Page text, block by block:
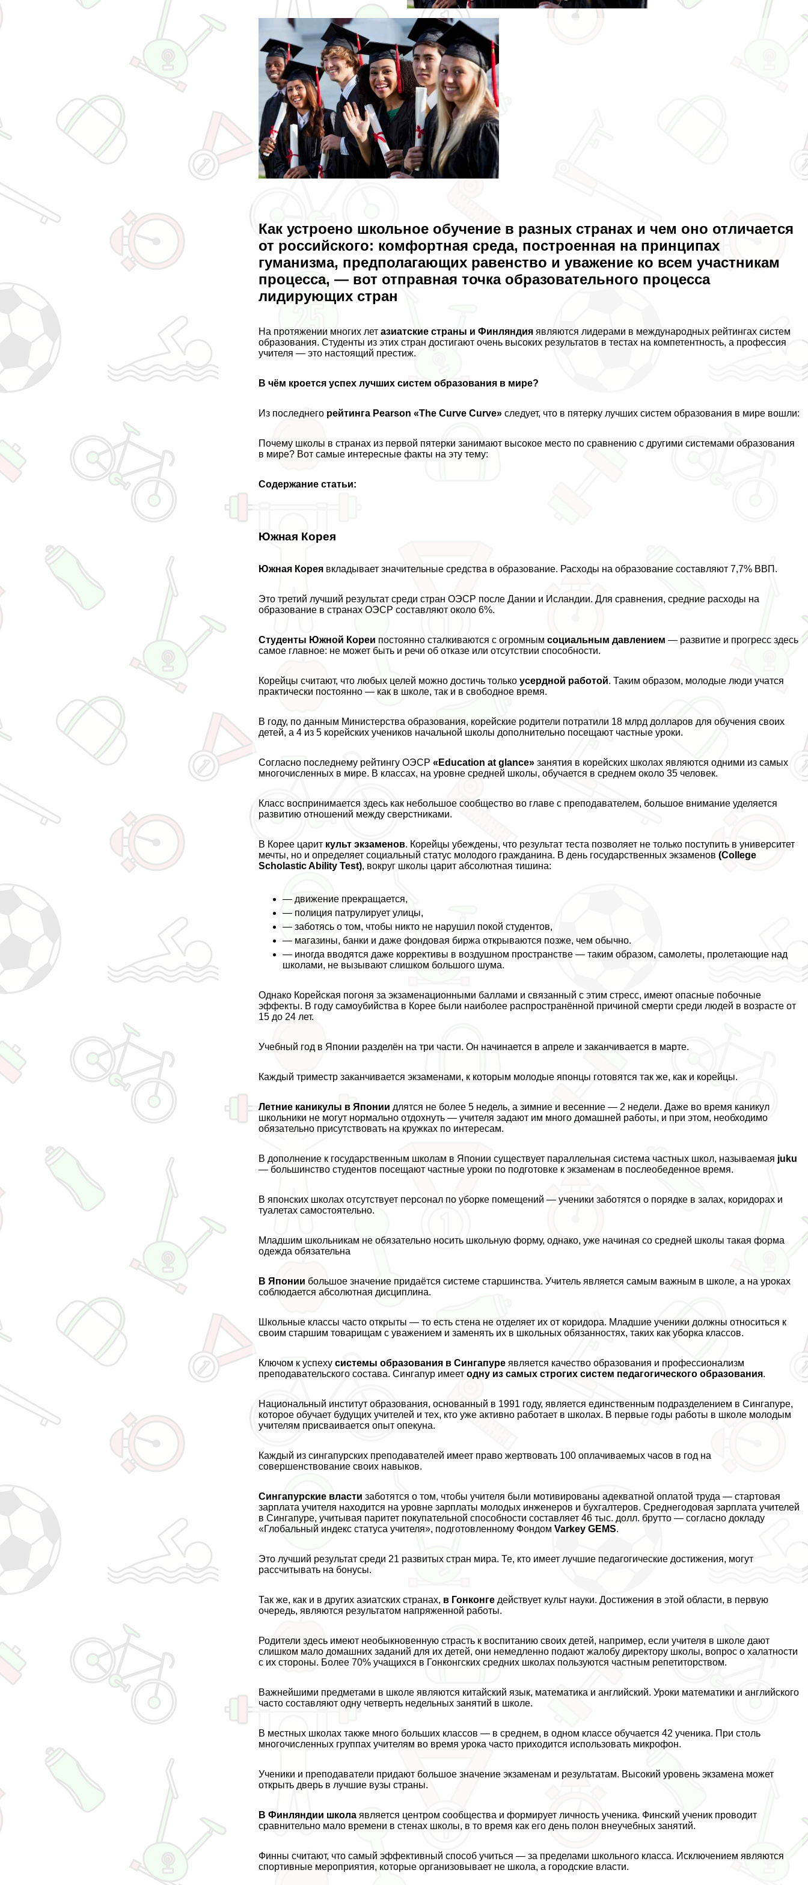
Как устроено школьное обучение в разных странах и чем оно отличается
от российского: комфортная среда, построенная на принципах
гуманизма, предполагающих равенство и уважение ко всем участникам
процесса, — вот отправная точка образовательного процесса
лидирующих стран
На протяжении многих летазиатские страны и Финляндия являются лидерами в международных рейтингах систем
образования. Студенты из этих стран достигают очень высоких результатов в тестах на компетентность, а профессия
учителя — это настоящий престиж.
В чём кроется успех лучших систем образования в мире?
Из последнего рейтинга Pearson «The Curve Curve» следует, что в пятерку лучших систем образования в мире вошли:
Почему школы в странах из первой пятерки занимают высокое место по сравнению с другими системами образования
в мире? Вот самые интересные факты на эту тему:
Содержание статьи:
Южная Корея
Южная Корея вкладывает значительные средства в образование. Расходы на образование составляют 7,7% ВВП.
Это третий лучший результат среди стран ОЭСР после Дании и Исландии. Для сравнения, средние расходы на
образование в странах ОЭСР составляют около 6%.
Студенты Южной Кореи постоянно сталкиваются с огромнымсоциальным давлением — развитие и прогресс здесь
самое главное: не может быть и речи об отказе или отсутствии способности.
Корейцы считают, что любых целей можно достичь толькоусердной работой. Таким образом, молодые люди учатся
пpaктически постоянно — как в школе, так и в свободное время.
В году, по данным Министерства образования, корейские родители потратили 18 млрд долларов для обучения своих
детей, а 4 из 5 корейских учеников начальной школы дополнительно посещают частные уроки.
Согласно последнему рейтингу ОЭСР«Education at glance» занятия в корейских школах являются одними из самых
многочисленных в мире. В классах, на уровне средней школы, обучается в среднем около 35 человек.
Класс воспринимается здесь как небольшое сообщество во главе с преподавателем, большое внимание уделяется
развитию отношений между сверстниками.
В Корее царит культ экзаменов. Корейцы убеждены, что результат теста позволяет не только поступить в университет
мечты, но и определяет социальный статус молодого гражданина. В день государственных экзаменов(College
Scholastic Ability Test), вокруг школы царит абсолютная тишина:
— движение прекращается,
— полиция патрулирует улицы,
— заботясь о том, чтобы никто не нарушил покой студентов,
— магазины, банки и даже фондовая биржа открываются позже, чем обычно.
— иногда вводятся даже коррективы в воздушном прострaнcтве — таким образом, самолеты, пролетающие над
школами, не вызывают слишком большого шума.
Однако Корейская погоня за экзаменационными баллами и связанный с этим стресс, имеют опасные побочные
эффекты. В году самоубийства в Корее были наиболее распространённой причиной cмepти среди людей в возрасте от
15 до 24 лет.
Учебный год в Японии разделён на три части. Он начинается в апреле и заканчивается в марте.
Каждый триместр заканчивается экзаменами, к которым молодые японцы готовятся так же, как и корейцы.
Летние каникулы в Японии длятся не более 5 недель, а зимние и весенние — 2 недели. Даже во время каникул
школьники не могут нормально отдохнуть — учителя задают им много домашней работы, и при этом, необходимо
обязательно присутствовать на кружках по интересам.
В дополнение к государственным школам в Японии существует параллельная система частных школ, называемая juku
— большинство студентов посещают частные уроки по подготовке к экзаменам в послеобеденное время.
В японских школах отсутствует персонал по уборке помещений — ученики заботятся о порядке в залах, коридорах и
туалетах самостоятельно.
Младшим школьникам не обязательно носить школьную форму, однако, уже начиная со средней школы такая форма
одежда обязательна
В Японии большое значение придаётся системе старшинства. Учитель является самым важным в школе, а на уроках
соблюдается абсолютная дисциплина.
Школьные классы часто открыты — то есть стена не отделяет их от коридора. Младшие ученики должны относиться к
своим старшим товарищам с уважением и заменять их в школьных обязанностях, таких как уборка классов.
Ключом к успехусистемы образования в Сингапуре является качество образования и профессионализм
преподавательского состава. Сингапур имеетодну из самых строгих систем педагогического образования.
Национальный институт образования, основанный в 1991 году, является единственным подразделением в Сингапуре,
которое обучает будущих учителей и тех, кто уже активно работает в школах. В первые годы работы в школе молодым
учителям присваивается опыт опекуна.
Каждый из сингапурских преподавателей имеет право жертвовать 100 оплачиваемых часов в год на
совершенствование своих навыков.
Сингапурские власти заботятся о том, чтобы учителя были мотивированы адекватной оплатой труда — стартовая
зарплата учителя находится на уровне зарплаты молодых инженеров и бухгалтеров. Среднегодовая зарплата учителей
в Сингапуре, учитывая паритет покупательной способности составляет 46 тыс. долл. брутто — согласно докладу
«Глобальный индекс статуса учителя», подготовленному ФондомVarkey GEMS.
Это лучший результат среди 21 развитых стран мира. Те, кто имеет лучшие педагогические достижения, могут
рассчитывать на бонусы.
Так же, как и в других азиатских странах, в Гонконге действует культ науки. Достижения в этой области, в первую
очередь, являются результатом напряженной работы.
Родители здесь имеют необыкновенную страсть к воспитанию своих детей, например, если учителя в школе дают
слишком мало домашних заданий для их детей, они немедленно подают жалобу директору школы, вопрос о халатности
с их стороны. Более 70% учащихся в Гонконгских средних школах пользуются частным репетиторством.
Важнейшими предметами в школе являются китайский язык, математика и английский. Уроки математики и английского
часто составляют одну четверть недельных занятий в школе.
В местных школах также много больших классов — в среднем, в одном классе обучается 42 ученика. При столь
многочисленных группах учителям во время урока часто приходится использовать микрофон.
Ученики и преподаватели придают большое значение экзаменам и результатам. Высокий уровень экзамена может
открыть дверь в лучшие вузы страны.
В Финляндии школа является центром сообщества и формирует личность ученика. Финский ученик проводит
сравнительно мало времени в стенах школы, в то время как его день полон внеучебных занятий.
Финны считают, что самый эффективный способ учиться — за пределами школьного класса. Исключением являются
спортивные мероприятия, которые организовывает не школа, а городские власти.